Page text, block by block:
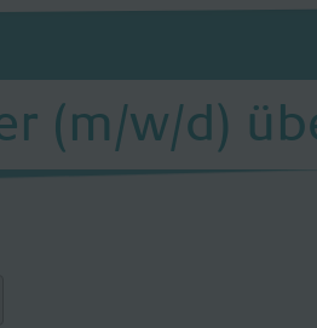
(m/w/d)